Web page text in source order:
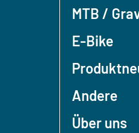
MTB /
E-Bike
Andere
Über uns